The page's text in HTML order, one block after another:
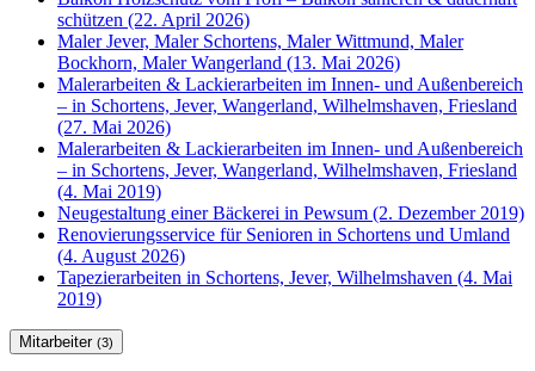
schützen (22. April 2026)
Maler Jever, Maler Schortens, Maler Wittmund, Maler
Bockhorn, Maler Wangerland (13. Mai 2026)
Malerarbeiten & Lackierarbeiten im Innen- und Außenbereich
– in Schortens, Jever, Wangerland, Wilhelmshaven, Friesland
(27. Mai 2026)
Malerarbeiten & Lackierarbeiten im Innen- und Außenbereich
– in Schortens, Jever, Wangerland, Wilhelmshaven, Friesland
(4. Mai 2019)
Neugestaltung einer Bäckerei in Pewsum (2. Dezember 2019)
Renovierungsservice für Senioren in Schortens und Umland
(4. August 2026)
Tapezierarbeiten in Schortens, Jever, Wilhelmshaven (4. Mai
2019)
Mitarbeiter (3)